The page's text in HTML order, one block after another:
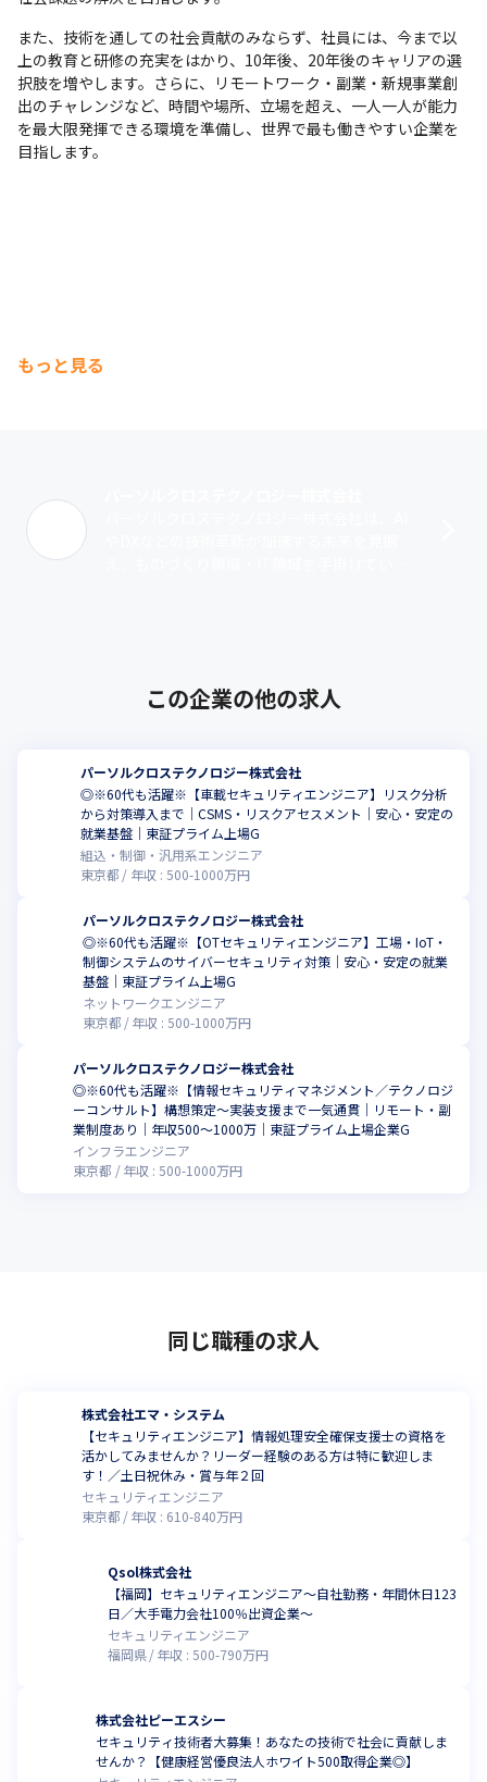
また、技術を通しての社会貢献のみならず、社員には、今まで以
上の教育と研修の充実をはかり、10年後、20年後のキャリアの選
択肢を増やします。さらに、リモートワーク・副業・新規事業創
出のチャレンジなど、時間や場所、立場を超え、一人一人が能力
を最大限発揮できる環境を準備し、世界で最も働きやすい企業を
目指します。
もっと見る
この企業の他の求人
パーソルクロステクノロジー株式会社
◎※60代も活躍※【車載セキュリティエンジニア】リスク分析
から対策導入まで｜CSMS・リスクアセスメント｜安心・安定の
就業基盤｜東証プライム上場G
組込・制御・汎用系エンジニア
東京都
年収 : 500-1000万円
パーソルクロステクノロジー株式会社
◎※60代も活躍※【OTセキュリティエンジニア】工場・IoT・
制御システムのサイバーセキュリティ対策｜安心・安定の就業
基盤｜東証プライム上場G
ネットワークエンジニア
東京都
年収 :500-1000万円
パーソルクロステクノロジー株式会社
◎※60代も活躍※【情報セキュリティマネジメント／テクノロジ
ーコンサルト】構想策定～実装支援まで一気通貫｜リモート・副
業制度あり｜年収500～1000万｜東証プライム上場企業G
インフラエンジニア
東京都
年収 : 500-1000万円
同じ職種の求人
株式会社エマ・システム
【セキュリティエンジニア】情報処理安全確保支援士の資格を
活かしてみませんか？リーダー経験のある方は特に歓迎しま
す！／土日祝休み・賞与年２回
セキュリティエンジニア
東京都
年収 : 610-840万円
Qsol株式会社
【福岡】セキュリティエンジニア～自社勤務・年間休日123
日／大手電力会社100％出資企業～
セキュリティエンジニア
福岡県
年収 :500-790万円
株式会社ピーエスシー
セキュリティ技術者大募集！あなたの技術で社会に貢献しま
せんか？【健康経営優良法人ホワイト500取得企業◎】